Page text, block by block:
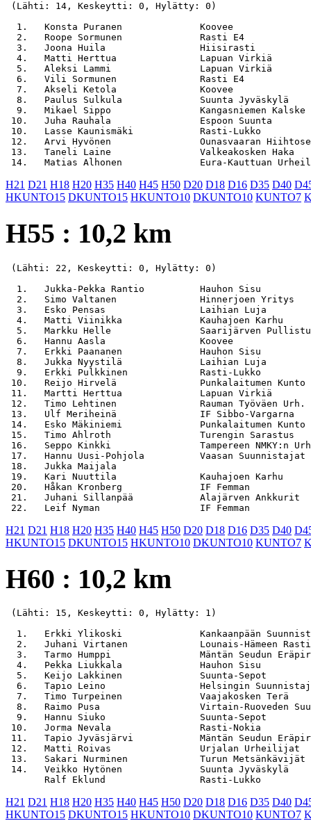
(Lähti: 14, Keskeytti: 0, Hylätty: 0)
1.   Konsta Puranen              Koovee
2.   Roope Sormunen              Rasti E4
3.   Joona Huila                 Hiisirasti
4.   Matti Herttua               Lapuan Virkiä
5.   Aleksi Lammi                Lapuan Virkiä
6.   Vili Sormunen               Rasti E4
7.   Akseli Ketola               Koovee
8.   Paulus Sulkula              Suunta Jyväskylä
9.   Mikael Sippo                Kangasniemen
10.   Juha Rauhala                Espoon
10.   Lasse Kaunismäki            Rasti-Lukko
12.   Arvi Hyvönen                Ounasvaaran
13.   Taneli Laine                Valkeakosken
H21 D21 H18 H20 H35 H40 H45 H50 D20 D18 D16 D35 D40
HKUNTO15 DKUNTO15 HKUNTO10 DKUNTO10 KUNTO7
H55 : 10,2 km
(Lähti: 22, Keskeytti: 0, Hylätty: 0)
1.   Jukka-Pekka Rantio          Hauhon Sisu
2.   Simo Valtanen               Hinnerjoen Yritys
3.   Esko Pensas                 Laihian Luja
4.   Matti Viinikka              Kauhajoen Karhu
5.   Markku Helle                Saarijärven
6.   Hannu Aasla                 Koovee
7.   Erkki Paananen              Hauhon Sisu
8.   Jukka Nyystilä              Laihian Luja
9.   Erkki Pulkkinen             Rasti-Lukko
10.   Reijo Hirvelä               Punkalaitumen
11.   Martti Herttua              Lapuan Virkiä
12.   Timo Lehtinen               Rauman
13.   Ulf Meriheinä               IF Sibbo-
14.   Esko Mäkiniemi              Punkalaitumen
15.   Timo Ahlroth                Turengin
16.   Seppo Kinkki                Tampereen
17.   Hannu Uusi-Pohjola          Vaasan
18.   Jukka Maijala
19.   Kari Nuuttila               Kauhajoen
20.   Håkan Kronberg              IF Femman
21.   Juhani Sillanpää            Alajärven
H21 D21 H18 H20 H35 H40 H45 H50 D20 D18 D16 D35 D40
HKUNTO15 DKUNTO15 HKUNTO10 DKUNTO10 KUNTO7
H60 : 10,2 km
(Lähti: 15, Keskeytti: 0, Hylätty: 1)
1.   Erkki Ylikoski              Kankaanpään
2.   Juhani Virtanen             Lounais-Hämeen
3.   Tarmo Humppi                Mäntän Seudun
4.   Pekka Liukkala              Hauhon Sisu
5.   Keijo Lakkinen              Suunta-Sepot
6.   Tapio Leino                 Helsingin
7.   Timo Turpeinen              Vaajakosken Terä
8.   Raimo Pusa                  Virtain-Ruoveden
9.   Hannu Siuko                 Suunta-Sepot
10.   Jorma Nevala                Rasti-Nokia
11.   Tapio Jyväsjärvi            Mäntän Seudun
12.   Matti Roivas                Urjalan
13.   Sakari Nurminen             Turun
14.   Veikko Hytönen              Suunta
H21 D21 H18 H20 H35 H40 H45 H50 D20 D18 D16 D35 D40
HKUNTO15 DKUNTO15 HKUNTO10 DKUNTO10 KUNTO7